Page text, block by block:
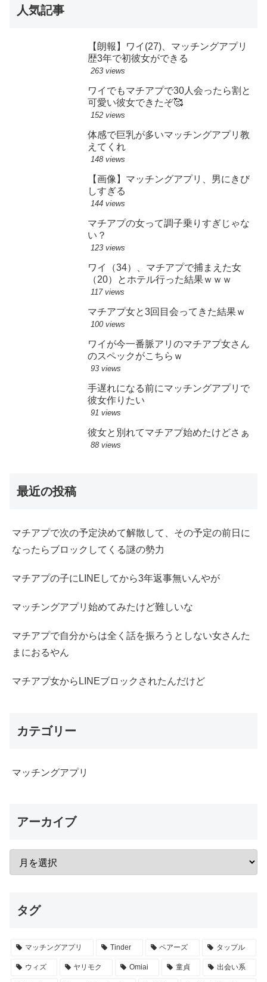
人気記事
【朗報】ワイ(27)、マッチングアプリ
歴3年で初彼女ができる
263 views
ワイでもマチアプで30人会ったら割と
可愛い彼女できたぞ🥰
152 views
体感で巨乳が多いマッチングアプリ教
えてくれ
148 views
【画像】マッチングアプリ、男にきび
しすぎる
144 views
マチアプの女って調子乗りすぎじゃな
い？
123 views
ワイ（34）、マチアプで捕まえた女
（20）とホテル行った結果ｗｗｗ
117 views
マチアプ女と3回目会ってきた結果ｗ
100 views
ワイが今一番脈アリのマチアプ女さん
のスペックがこちらｗ
93 views
手遅れになる前にマッチングアプリで
彼女作りたい
91 views
彼女と別れてマチアプ始めたけどさぁ
88 views
最近の投稿
マチアプで次の予定決めて解散して、その予定の前日に
なったらブロックしてくる謎の勢力
マチアプの子にLINEしてから3年返事無いんやが
マッチングアプリ始めてみたけど難しいな
マチアプで自分からは全く話を振ろうとしない女さんた
まにおるやん
マチアプ女からLINEブロックされたんだけど
カテゴリー
マッチングアプリ
アーカイブ
タグ
マッチングアプリ Tinder ペアーズ タップル
ウィズ ヤリモク Omiai 童貞 出会い系